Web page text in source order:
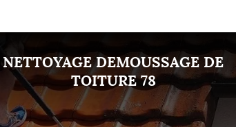
NETTOYAGE DEMOUSSAGE DE
TOITURE 78